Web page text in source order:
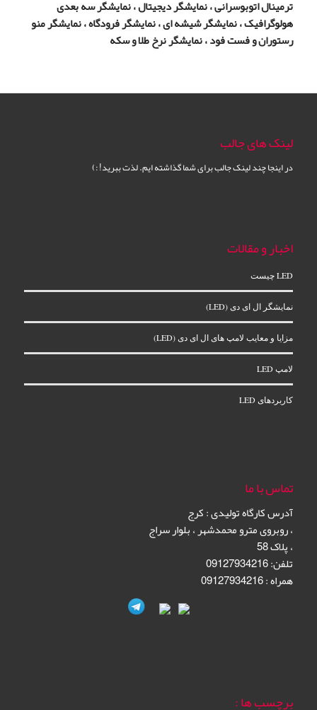
ترمینال اتوبوسرانی ، نمایشگر دیجیتال ، نمایشگر سه بعدی
هولوگرافیک ، نمایشگر شیشه ای ، نمایشگر فرودگاه ، نمایشگر منو
رستوران و فست فود ، نمایشگر نرخ طلا و سکه
لینک های جالب
در اینجا چند لینک جالب برای شما گذاشته ایم. لذت ببرید! :)
اخبار و مقالات
LED چیست
نمایشگر ال‌ ای‌ دی (LED)
مزایا و معایب لامپ های ال ای دی (LED)
لامپ LED
کاربردهای LED
تماس با ما
آدرس کارگاه تولیدی:کرج
،روبروی مترو محمدشهر،بلوار سراج
،پلاک 58
تلفن: 09127934216
همراه : 09127934216
برچسب ها :